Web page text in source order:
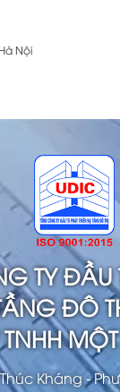
Nội
TY ĐẦU
ĐÔ
Kháng -